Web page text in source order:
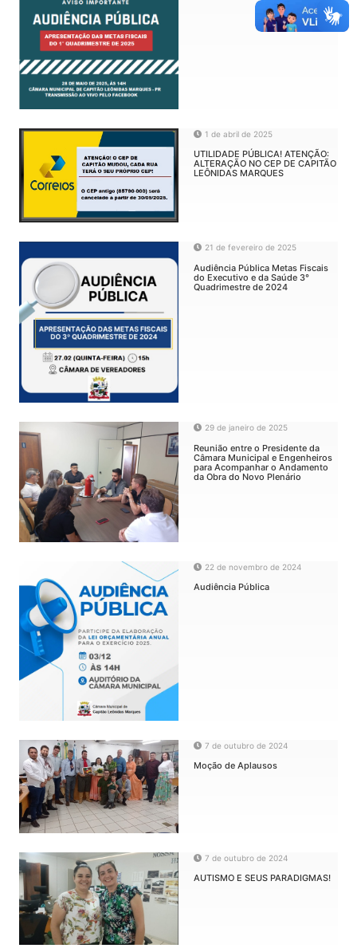
1 de abril de 2025
UTILIDADE PÚBLICA! ATENÇÃO:
ALTERAÇÃO NO CEP DE CAPITÃO
LEÔNIDAS MARQUES
21 de fevereiro de 2025
Audiência Pública Metas Fiscais
do Executivo e da Saúde 3°
Quadrimestre de 2024
29 de janeiro de 2025
Reunião entre o Presidente da
Câmara Municipal e Engenheiros
para Acompanhar o Andamento
da Obra do Novo Plenário
22 de novembro de 2024
Audiência Pública
7 de outubro de 2024
Moção de Aplausos
7 de outubro de 2024
AUTISMO E SEUS PARADIGMAS!